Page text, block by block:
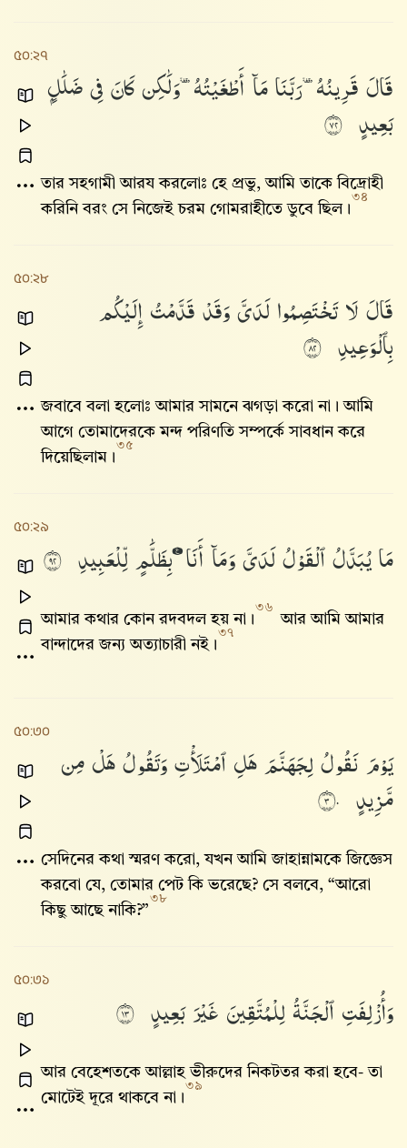
৫০:২৭
قَالَقَرِينُهُۥرَبَّنَامَآأَطْغَيْتُهُۥوَلَٰكِنكَانَفِىضَلَٰلٍۭ
بَعِيدٍ ٢٧
তার সহগামী আরয করলোঃ হে প্রভু, আমি তাকে বিদ্রোহী
করিনি বরং সে নিজেই চরম গোমরাহীতে ডুবে ছিল।
৩৪
৫০:২৮
قَالَلَاتَخْتَصِمُوا۟لَدَىَّوَقَدْقَدَّمْتُإِلَيْكُم
بِٱلْوَعِيدِ ٢٨
জবাবে বলা হলোঃ আমার সামনে ঝগড়া করো না। আমি
আগে তোমাদেরকে মন্দ পরিণতি সম্পর্কে সাবধান করে
দিয়েছিলাম।
৩৫
৫০:২৯
مَايُبَدَّلُٱلْقَوْلُلَدَىَّوَمَآأَنَا۠بِظَلَّٰمٍلِّلْعَبِيدِ ٢٩
আমার কথার কোন রদবদল হয় না।
৩৬
আর আমি আমার
বান্দাদের জন্য অত্যাচারী নই।
৩৭
৫০:৩০
يَوْمَنَقُولُلِجَهَنَّمَهَلِٱمْتَلَأْتِوَتَقُولُهَلْمِن
مَّزِيدٍ ٣٠
সেদিনের কথা স্মরণ করো, যখন আমি জাহান্নামকে জিজ্ঞেস
করবো যে, তোমার পেট কি ভরেছে? সে বলবে, “আরো
কিছু আছে নাকি?”
৩৮
৫০:৩১
وَأُزْلِفَتِٱلْجَنَّةُلِلْمُتَّقِينَغَيْرَبَعِيدٍ ٣١
আর বেহেশতকে আল্লাহ‌ ভীরুদের নিকটতর করা হবে- তা
মোটেই দূরে থাকবে না।
৩৯